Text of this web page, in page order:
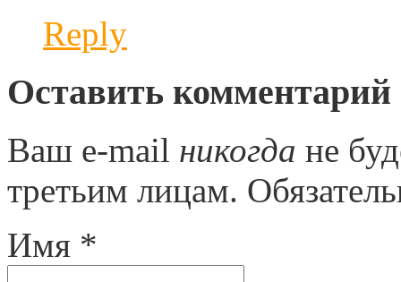
Reply
Оставить комментарий
Ваш e-mail никогда не
третьим лицам.
Имя *